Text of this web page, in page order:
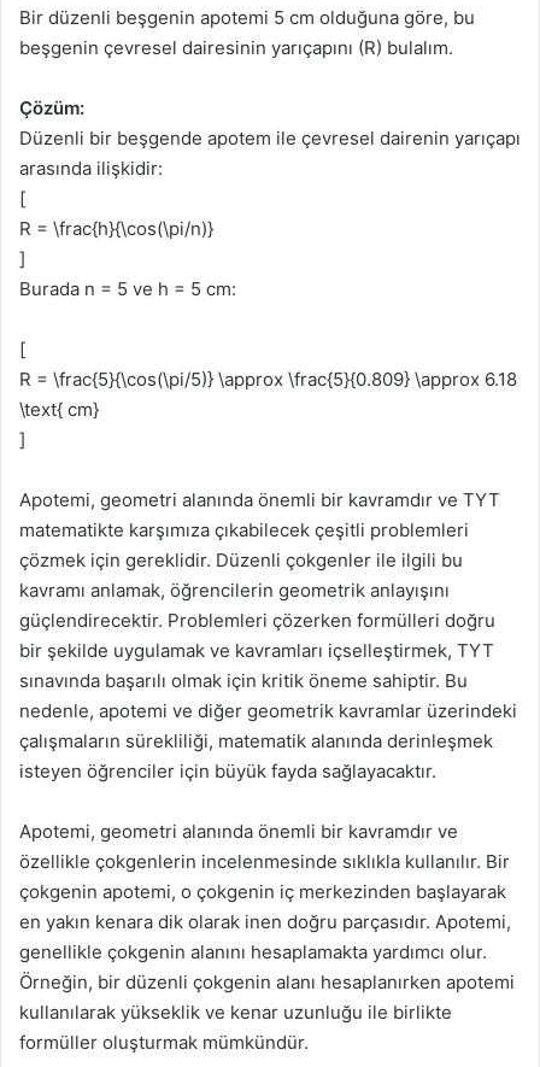
Bir düzenli beşgenin apotemi 5 cm olduğuna göre, bu
beşgenin çevresel dairesinin yarıçapını (R) bulalım.
Çözüm:
Düzenli bir beşgende apotem ile çevresel dairenin yarıçapı
arasında ilişkidir:
[
R = \frac{h}{\cos(\pi/n)}
]
Burada n = 5 ve h = 5 cm:
[
R = \frac{5}{\cos(\pi/5)} \approx \frac{5}{0.809} \approx 6.18
\text{ cm}
]
Apotemi, geometri alanında önemli bir kavramdır ve TYT
matematikte karşımıza çıkabilecek çeşitli problemleri
çözmek için gereklidir. Düzenli çokgenler ile ilgili bu
kavramı anlamak, öğrencilerin geometrik anlayışını
güçlendirecektir. Problemleri çözerken formülleri doğru
bir şekilde uygulamak ve kavramları içselleştirmek, TYT
sınavında başarılı olmak için kritik öneme sahiptir. Bu
nedenle, apotemi ve diğer geometrik kavramlar üzerindeki
çalışmaların sürekliliği, matematik alanında derinleşmek
isteyen öğrenciler için büyük fayda sağlayacaktır.
Apotemi, geometri alanında önemli bir kavramdır ve
özellikle çokgenlerin incelenmesinde sıklıkla kullanılır. Bir
çokgenin apotemi, o çokgenin iç merkezinden başlayarak
en yakın kenara dik olarak inen doğru parçasıdır. Apotemi,
genellikle çokgenin alanını hesaplamakta yardımcı olur.
Örneğin, bir düzenli çokgenin alanı hesaplanırken apotemi
kullanılarak yükseklik ve kenar uzunluğu ile birlikte
formüller oluşturmak mümkündür.